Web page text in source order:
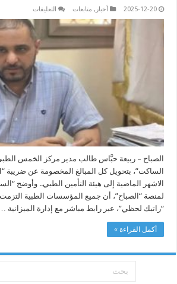
2025-12-20 أخبار , متابعات التعليقات
طبية
دون
غطاء
المسؤولية
الطبية
مغلقة
الصباح – ربيعة حبَّاس طالب مدير مركز الخمس
الساكت”، بتحويل كل المبالغ المخصومة عن ضريبة
الاشهر الماضية إلى هيئة التأمين الطبي.. وأوضح
لمنصة “الصباح”، أن جميع المؤسسات الطبية
“راتبك لحظي”، عبر رابط مباشر مع إدارة الميزانية …
أكمل القراءة »